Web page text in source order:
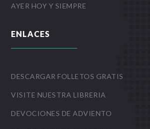
AYER HOY Y SIEMPRE
ENLACES
DESCARGAR FOLLETOS GRATIS
VISITE NUESTRA LIBRERIA
DEVOCIONES DE ADVIENTO